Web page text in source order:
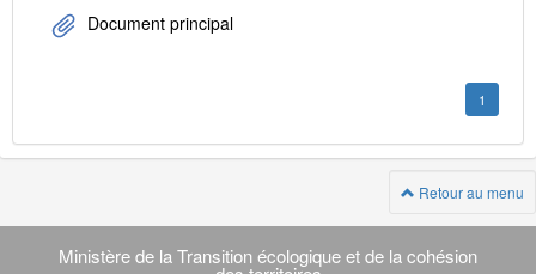
Document principal
1
Retour au menu
Navigation
transverse
Ministère de la Transition écologique et de la cohésion